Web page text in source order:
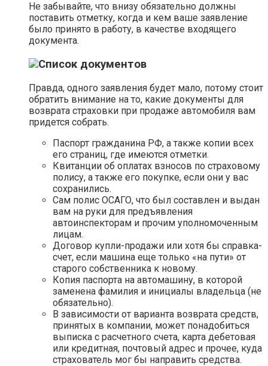
Не забывайте, что внизу обязательно должны
поставить отметку, когда и кем ваше заявление
было принято в работу, в качестве входящего
документа.
Список документов
Правда, одного заявления будет мало, потому стоит
обратить внимание на то, какие документы для
возврата страховки при продаже автомобиля вам
придется собрать.
Паспорт гражданина РФ, а также копии всех
его страниц, где имеются отметки.
Квитанции об оплатах взносов по страховому
полису, а также его покупке, если они у вас
сохранились.
Сам полис ОСАГО, что был составлен и выдан
вам на руки для предъявления
автоинспекторам и прочим уполномоченным
лицам.
Договор купли-продажи или хотя бы справка-
счет, если машина еще только «на пути» от
старого собственника к новому.
Копия паспорта на автомашину, в которой
заменена фамилия и инициалы владельца (не
обязательно).
В зависимости от варианта возврата средств,
принятых в компании, может понадобиться
выписка с расчетного счета, карта дебетовая
или кредитная, почтовый адрес и прочее, куда
страхователь мог бы направить средства.